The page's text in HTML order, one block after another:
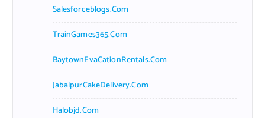
Salesforceblogs.com
TrainGames365.com
BaytownEvaCationRentals.com
JabalpurCakeDelivery.com
Halobjd.com